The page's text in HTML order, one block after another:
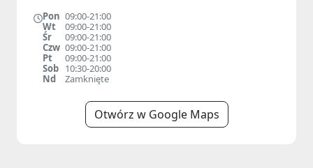
Pon 09:00-21:00
Wt
09:00-21:00
Śr
09:00-21:00
Czw 09:00-21:00
Pt
09:00-21:00
Sob 10:30-20:00
Nd
Zamknięte
Otwórz w Google Maps